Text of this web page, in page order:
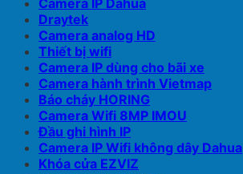
Camera IP Dahua
Draytek
Camera analog HD
Thiết bị wifi
Camera IP dùng cho bãi xe
Camera hành trình Vietmap
Báo cháy HORING
Camera Wifi 8MP IMOU
Đầu ghi hình IP
Camera IP Wifi không dây Dahua
Khóa cửa EZVIZ